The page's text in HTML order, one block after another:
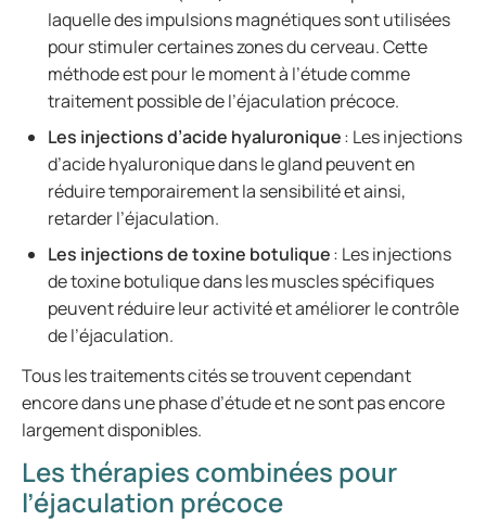
laquelle des impulsions magnétiques sont utilisées
pour stimuler certaines zones du cerveau. Cette
méthode est pour le moment à l’étude comme
traitement possible de l’éjaculation précoce.
Les injections d’acide hyaluronique: Les injections
d’acide hyaluronique dans le gland peuvent en
réduire temporairement la sensibilité et ainsi,
retarder l’éjaculation.
Les injections de toxine botulique: Les injections
de toxine botulique dans les muscles spécifiques
peuvent réduire leur activité et améliorer le contrôle
de l’éjaculation.
Tous les traitements cités se trouvent cependant
encore dans une phase d’étude et ne sont pas encore
largement disponibles.
Les thérapies combinées pour
l’éjaculation précoce